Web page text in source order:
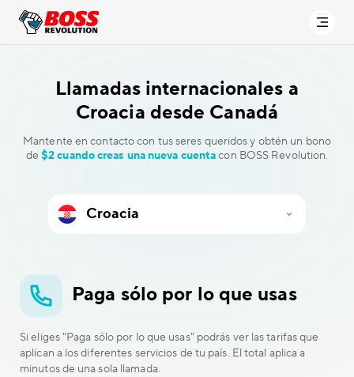
Llamadas internacionales a
Croacia desde Canadá
Mantente en contacto con tus seres queridos y obtén un bono
de $2 cuando creas una nueva cuentacon BOSS Revolution.
Paga sólo por lo que usas
Si eliges "Paga sólo por lo que usas" podrás ver las tarifas que
aplican a los diferentes servicios de tu país. El total aplica a
minutos de una sola llamada.